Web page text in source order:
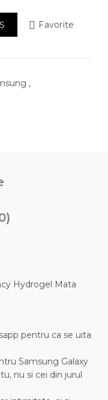
S10 Plus Privacy
Favorite
,
Hydrogel Mata
pentru ca se uita
Samsung Galaxy
nu si cei din jurul